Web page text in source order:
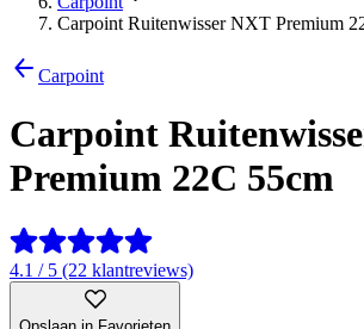
Carpoint Ruitenwisser NXT Premium
Carpoint
Carpoint
Premium 22C 55cm
4.1 / 5 (22 klantreviews)